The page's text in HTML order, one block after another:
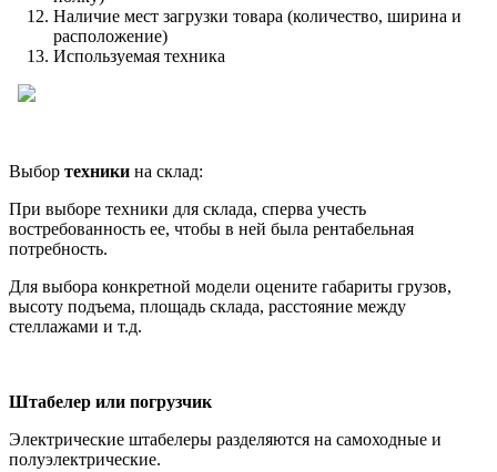
Наличие мест загрузки товара (количество, ширина и
расположение)
Используемая техника
Выбор техники на склад:
При выборе техники для склада, сперва учесть
востребованность ее, чтобы в ней была рентабельная
потребность.
Для выбора конкретной модели оцените габариты грузов,
высоту подъема, площадь склада, расстояние между
стеллажами и т.д.
Штабелер или погрузчик
Электрические штабелеры разделяются на самоходные и
полуэлектрические.